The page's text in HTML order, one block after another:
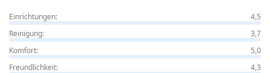
Einrichtungen:
4,5
Reinigung:
3,7
Komfort:
5,0
Freundlichkeit:
4,3